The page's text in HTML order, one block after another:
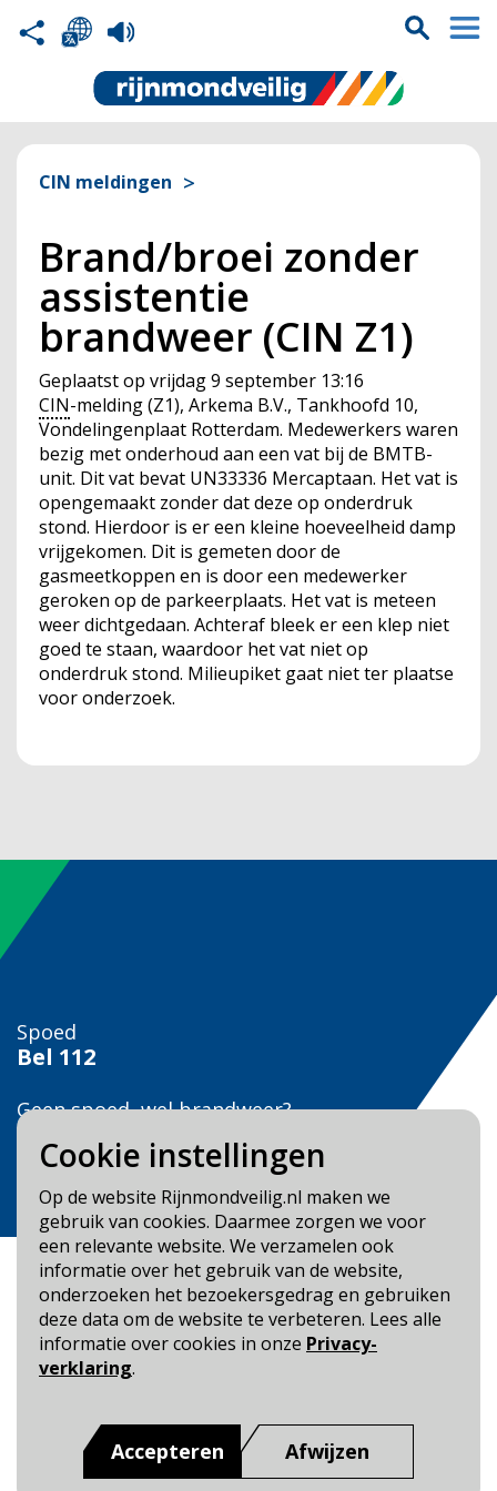
Cookie instellingen
Op de website Rijnmondveilig.nl maken we
gebruik van cookies. Daarmee zorgen we voor
een relevante website. We verzamelen ook
informatie over het gebruik van de website,
onderzoeken het bezoekersgedrag en gebruiken
deze data om de website te verbeteren. Lees alle
informatie over cookies in onze Privacy-
verklaring.
Accepteren Afwijzen
CIN meldingen
Brand/broei zonder
assistentie
brandweer (CIN Z1)
Geplaatst op vrijdag 9 september 13:16
CIN-melding (Z1), Arkema B.V., Tankhoofd 10,
Vondelingenplaat Rotterdam. Medewerkers waren
bezig met onderhoud aan een vat bij de BMTB-
unit. Dit vat bevat UN33336 Mercaptaan. Het vat is
opengemaakt zonder dat deze op onderdruk
stond. Hierdoor is er een kleine hoeveelheid damp
vrijgekomen. Dit is gemeten door de
gasmeetkoppen en is door een medewerker
geroken op de parkeerplaats. Het vat is meteen
weer dichtgedaan. Achteraf bleek er een klep niet
goed te staan, waardoor het vat niet op
onderdruk stond. Milieupiket gaat niet ter plaatse
voor onderzoek.
Spoed
Bel 112
Geen spoed, wel brandweer?
Bel
Veilig Leven?
Bel 0900-8387
Blijf op de hoogte
Toegankelijkheid